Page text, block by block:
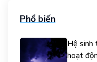
Phổ biến
Hệ sinh
hoạt